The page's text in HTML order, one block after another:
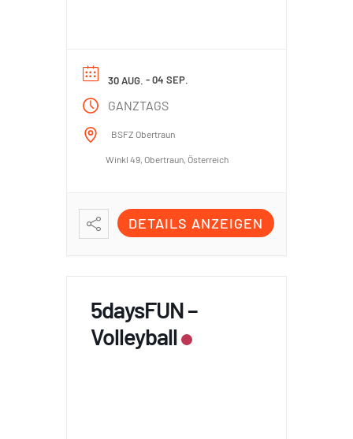
30 AUG. - 04 SEP.
GANZTAGS
BSFZ Obertraun
Winkl 49, Obertraun, Österreich
DETAILS ANZEIGEN
5daysFUN –
Volleyball